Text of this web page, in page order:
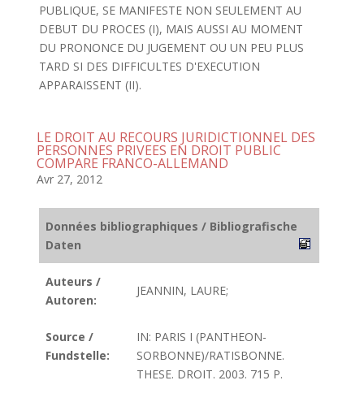
PUBLIQUE, SE MANIFESTE NON SEULEMENT AU
DEBUT DU PROCES (I), MAIS AUSSI AU MOMENT
DU PRONONCE DU JUGEMENT OU UN PEU PLUS
TARD SI DES DIFFICULTES D'EXECUTION
APPARAISSENT (II).
LE DROIT AU RECOURS JURIDICTIONNEL DES
PERSONNES PRIVEES EN DROIT PUBLIC
COMPARE FRANCO-ALLEMAND
Avr 27, 2012
Données bibliographiques / Bibliografische
Daten
Auteurs /
Autoren:
JEANNIN, LAURE;
Source /
Fundstelle:
IN: PARIS I (PANTHEON-
SORBONNE)/RATISBONNE.
THESE. DROIT. 2003. 715 P.